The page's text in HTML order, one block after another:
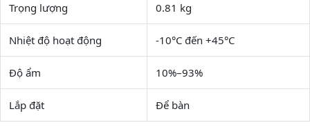
Trọng lượng 0.81 kg
Nhiệt độ hoạt động -10°C đến +45°C
Độ ẩm 10%–93%
Lắp đặt Để bàn